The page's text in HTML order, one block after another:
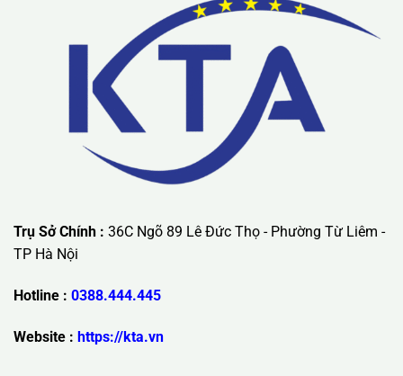
Trụ Sở Chính :36C Ngõ 89 Lê Đức Thọ - Phường Từ Liêm -